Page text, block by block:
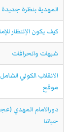
المهدية بنظرة جديدة
كيف يكون الإنتظار
شبهات وانحرافات
الانقلاب الكوني
موقع
دورالامام المهدي
حياتنا